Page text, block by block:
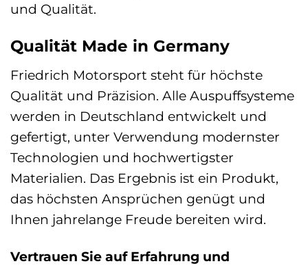
und Qualität.
Qualität Made in Germany
Friedrich Motorsport steht für höchste
Qualität und Präzision. Alle Auspuffsysteme
werden in Deutschland entwickelt und
gefertigt, unter Verwendung modernster
Technologien und hochwertigster
Materialien. Das Ergebnis ist ein Produkt,
das höchsten Ansprüchen genügt und
Ihnen jahrelange Freude bereiten wird.
Vertrauen Sie auf Erfahrung und